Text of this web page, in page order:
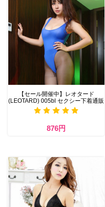
【セール開催中】レオタード
(LEOTARD) 005bl セクシー下着通販
876円